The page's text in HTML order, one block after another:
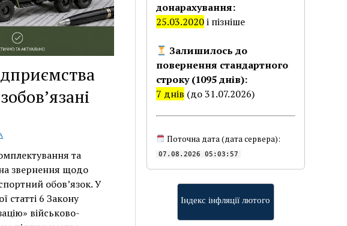
та
звернення щодо
обов’язок. У
статті 6 Закону
військово-
донарахування:
25.03.2020і пізніше
Залишилось до
повернення стандартного
строку (1095 днів):
7 днів (до 31.07.2026)
Поточна дата (дата сервера):
07.08.2026 05:03:57
Індекс інфляції лютого